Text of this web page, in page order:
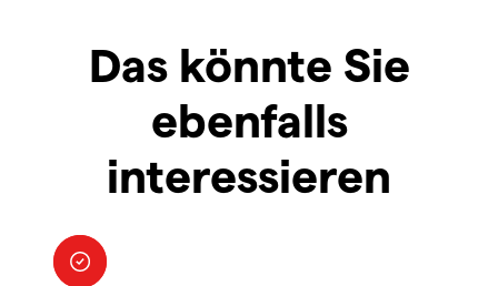
Das könnte Sie
ebenfalls
interessieren